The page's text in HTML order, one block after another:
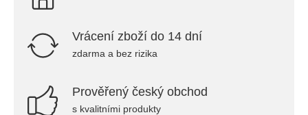
Vrácení zboží do 14 dní
zdarma a bez rizika
Prověřený český obchod
s kvalitními produkty